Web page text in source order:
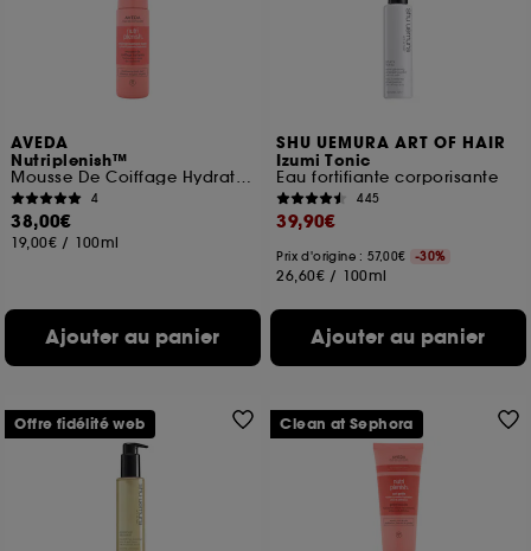
AVEDA
Nutriplenish™
Mousse De Coiffage Hydratante
4
38,00€
19,00€ / 100ml
Ajouter au panier
SHU UEMURA ART OF HAIR
Izumi Tonic
Eau fortifiante corporisante
445
39,90€
Prix d'origine : 57,00€ -30%
26,60€ / 100ml
Ajouter au panier
Offre fidélité web Clean at Sephora
A l'exception des cookies techniques, le dépôt et la
lecture de ces traceurs requiert votre accord. Vous
pouvez personnaliser vos choix concernant le dépôt
de ces cookies grâce au bouton "personnaliser mes
Sephora pourra associer les informations de
navigation collectées par ces Cookies, pour les
finalités acceptées, avec les données personnelles
collectées ou générées lors de votre activité en ligne
ou en magasin. Pour refuser tous les cookies, cliques
sur "continuer sans accepter". Voous pouvez à tout
moment choisir de retirer votrte consentement. Si vous